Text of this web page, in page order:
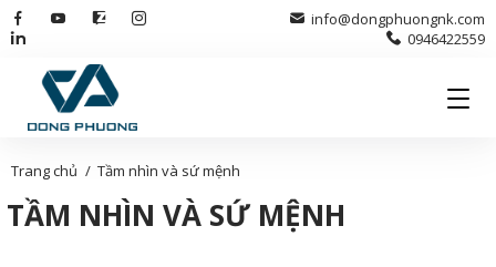
info@dongphuongnk.com
0946422559
Trang chủ Tầm nhìn và sứ mệnh
TẦM NHÌN VÀ SỨ MỆNH